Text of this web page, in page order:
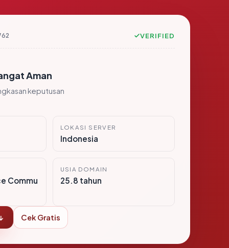
VERIFIED
Aman
keputusan
LOKASI SERVER
Indonesia
Commu
USIA DOMAIN
25.8 tahun
Cek Gratis